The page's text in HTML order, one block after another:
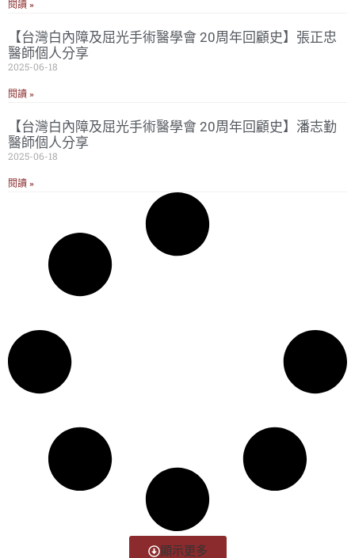
閱讀 »
【台灣白內障及屈光手術醫學會 20周年回顧史】張正忠
醫師個人分享
2025-06-18
閱讀 »
【台灣白內障及屈光手術醫學會 20周年回顧史】潘志勤
醫師個人分享
2025-06-18
閱讀 »
顯示更多